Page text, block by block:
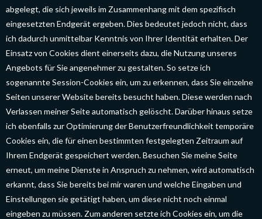
abgelegt, die sich jeweils im Zusammenhang mit dem spezifisch
eingesetzten Endgerät ergeben. Dies bedeutet jedoch nicht, dass
ich dadurch unmittelbar Kenntnis von Ihrer Identität erhalten. Der
Einsatz von Cookies dient einerseits dazu, die Nutzung unseres
Angebots für Sie angenehmer zu gestalten. So setze ich
sogenannte Session-Cookies ein, um zu erkennen, dass Sie einzelne
Seiten unserer Website bereits besucht haben. Diese werden nach
Verlassen meiner Seite automatisch gelöscht. Darüber hinaus setze
ich ebenfalls zur Optimierung der Benutzerfreundlichkeit temporäre
Cookies ein, die für einen bestimmten festgelegten Zeitraum auf
Ihrem Endgerät gespeichert werden. Besuchen Sie meine Seite
erneut, um meine Dienste in Anspruch zu nehmen, wird automatisch
erkannt, dass Sie bereits bei mir waren und welche Eingaben und
Einstellungen sie getätigt haben, um diese nicht noch einmal
eingeben zu müssen. Zum anderen setzte ich Cookies ein, um die